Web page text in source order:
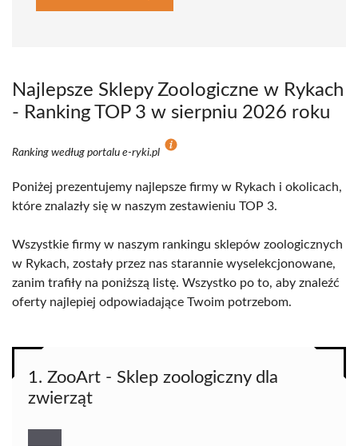
Najlepsze Sklepy Zoologiczne w Rykach
- Ranking TOP 3 w sierpniu 2026 roku
Ranking według portalu e-ryki.pl
Poniżej prezentujemy najlepsze firmy w Rykach i okolicach,
które znalazły się w naszym zestawieniu TOP 3.
Wszystkie firmy w naszym rankingu sklepów zoologicznych
w Rykach, zostały przez nas starannie wyselekcjonowane,
zanim trafiły na poniższą listę. Wszystko po to, aby znaleźć
oferty najlepiej odpowiadające Twoim potrzebom.
1. ZooArt - Sklep zoologiczny dla
zwierząt